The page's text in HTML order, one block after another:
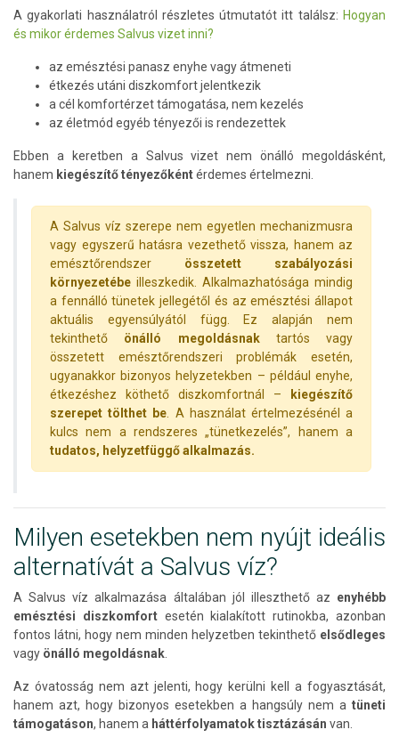
A gyakorlati használatról részletes útmutatót itt találsz: Hogyan
és mikor érdemes Salvus vizet inni?
az emésztési panasz enyhe vagy átmeneti
étkezés utáni diszkomfort jelentkezik
a cél komfortérzet támogatása, nem kezelés
az életmód egyéb tényezői is rendezettek
Ebben a keretben a Salvus vizet nem önálló megoldásként,
hanem kiegészítő tényezőkéntérdemes értelmezni.
A Salvus víz szerepe nem egyetlen mechanizmusra
vagy egyszerű hatásra vezethető vissza, hanem az
emésztőrendszer összetett szabályozási
környezetébe illeszkedik. Alkalmazhatósága mindig
a fennálló tünetek jellegétől és az emésztési állapot
aktuális egyensúlyától függ. Ez alapján nem
tekinthető önálló megoldásnak tartós vagy
összetett emésztőrendszeri problémák esetén,
ugyanakkor bizonyos helyzetekben – például enyhe,
étkezéshez köthető diszkomfortnál –
kiegészítő
szerepet tölthet be . A használat értelmezésénél a
kulcs nem a rendszeres „tünetkezelés”, hanem a
tudatos, helyzetfüggő alkalmazás.
Milyen esetekben nem nyújt ideális
alternatívát a Salvus víz?
A Salvus víz alkalmazása általában jól illeszthető az enyhébb
emésztési diszkomfortesetén kialakított rutinokba, azonban
fontos látni, hogy nem minden helyzetben tekinthető elsődleges
vagy önálló megoldásnak
Az óvatosság nem azt jelenti, hogy kerülni kell a fogyasztását,
hanem azt, hogy bizonyos esetekben a hangsúly nem a tüneti
támogatáson, hanem a háttérfolyamatok tisztázásán van.